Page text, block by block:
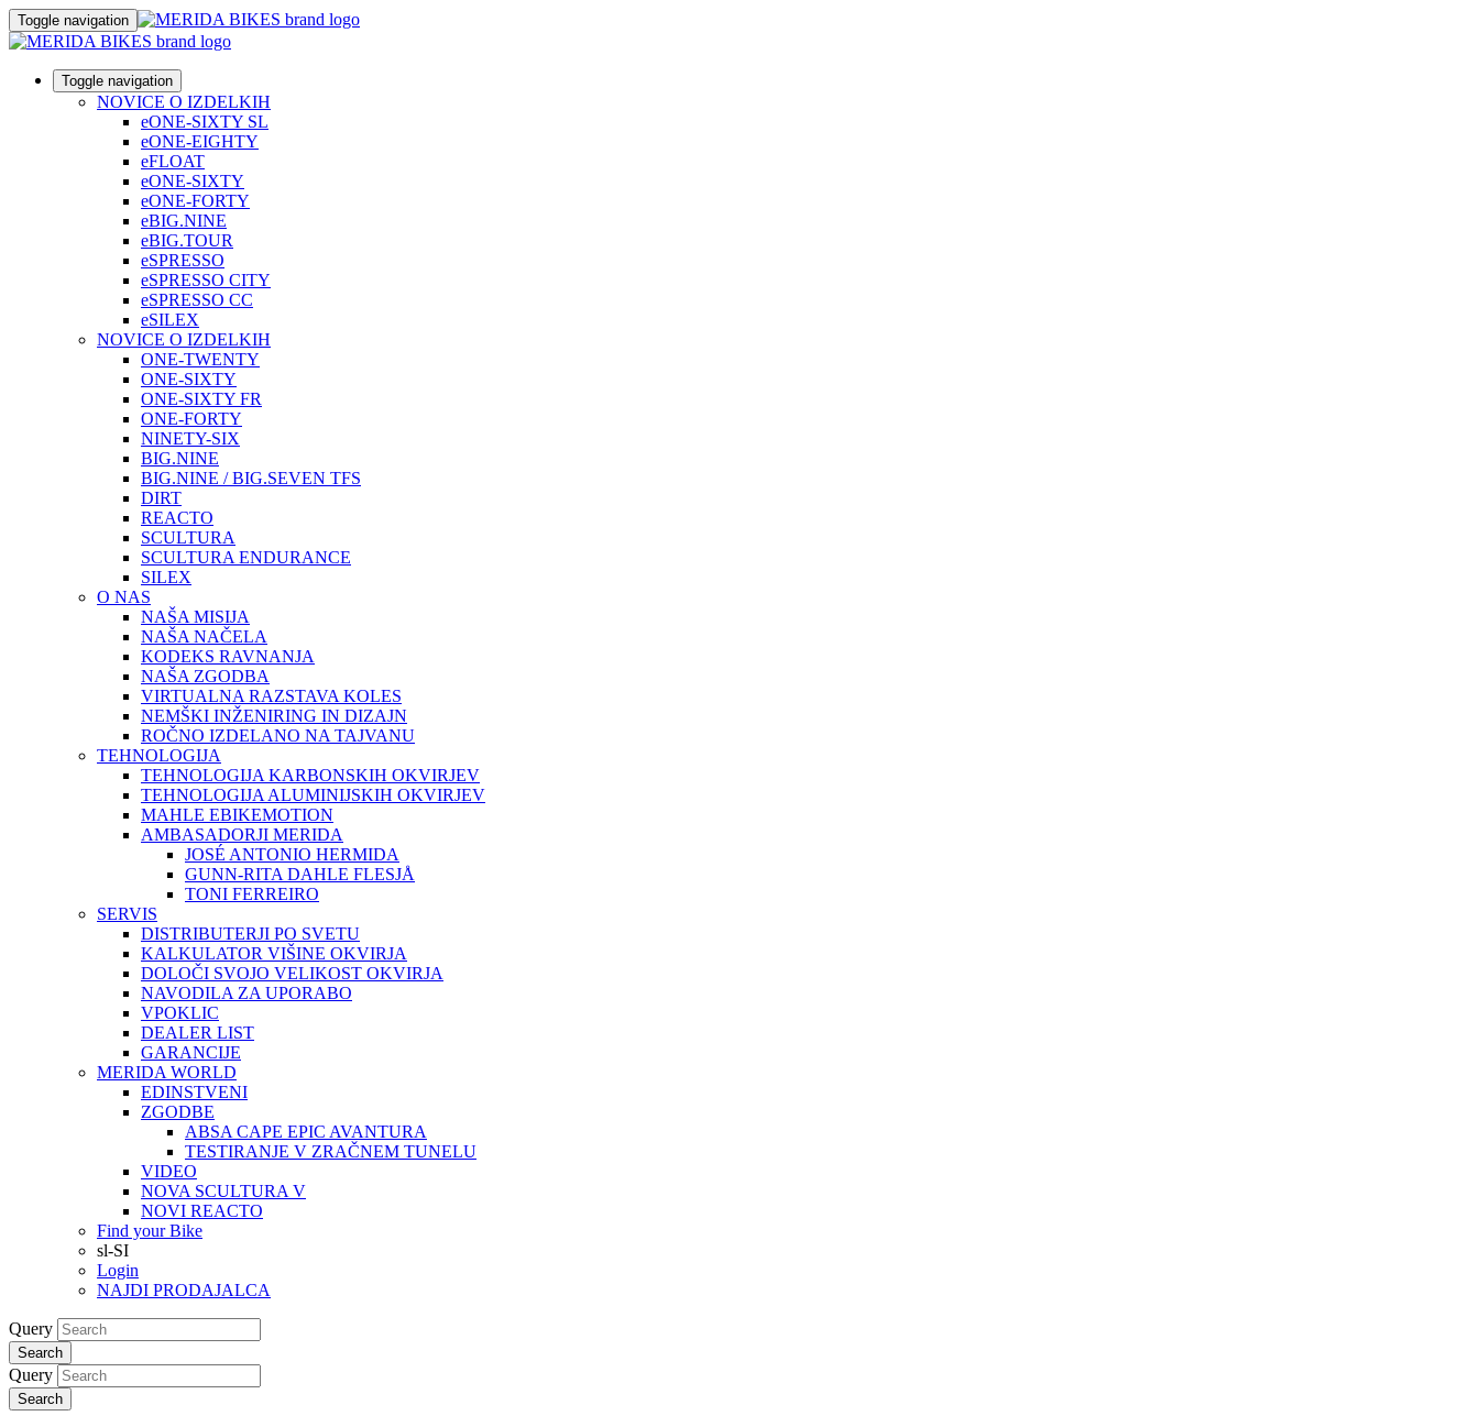
Toggle navigation
Toggle navigation
NOVICE O IZDELKIH
eONE-SIXTY SL
eONE-EIGHTY
eFLOAT
eONE-SIXTY
eONE-FORTY
eBIG.NINE
eBIG.TOUR
eSPRESSO
eSPRESSO CITY
eSPRESSO CC
eSILEX
NOVICE O IZDELKIH
ONE-TWENTY
ONE-SIXTY
ONE-SIXTY FR
ONE-FORTY
NINETY-SIX
BIG.NINE
BIG.NINE / BIG.SEVEN TFS
DIRT
REACTO
SCULTURA
SCULTURA ENDURANCE
SILEX
O NAS
NAŠA MISIJA
NAŠA NAČELA
KODEKS RAVNANJA
NAŠA ZGODBA
VIRTUALNA RAZSTAVA KOLES
NEMŠKI INŽENIRING IN DIZAJN
ROČNO IZDELANO NA TAJVANU
TEHNOLOGIJA
TEHNOLOGIJA KARBONSKIH OKVIRJEV
TEHNOLOGIJA ALUMINIJSKIH OKVIRJEV
MAHLE EBIKEMOTION
AMBASADORJI MERIDA
JOSÉ ANTONIO HERMIDA
GUNN-RITA DAHLE FLESJÅ
TONI FERREIRO
SERVIS
DISTRIBUTERJI PO SVETU
KALKULATOR VIŠINE OKVIRJA
DOLOČI SVOJO VELIKOST OKVIRJA
NAVODILA ZA UPORABO
VPOKLIC
DEALER LIST
GARANCIJE
MERIDA WORLD
EDINSTVENI
ZGODBE
ABSA CAPE EPIC AVANTURA
TESTIRANJE V ZRAČNEM TUNELU
VIDEO
NOVA SCULTURA V
NOVI REACTO
Find your Bike
sl-SI
Login
NAJDI PRODAJALCA
Query
Search
Query
Search